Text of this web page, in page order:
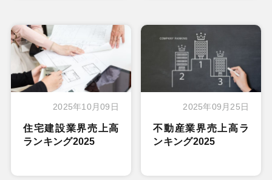
2025年10月09日
住宅建設業界売上高
ランキング2025
2025年09月25日
不動産業界売上高ラ
ンキング2025